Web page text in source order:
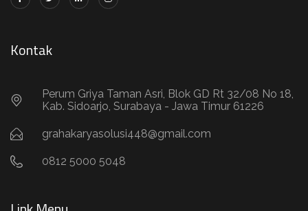
Kontak
Perum Griya Taman Asri, Blok GD Rt 32/08 No 18,
Kab. Sidoarjo, Surabaya - Jawa Timur 61226
grahakaryasolusi448@gmail.com
0812 5000 5048